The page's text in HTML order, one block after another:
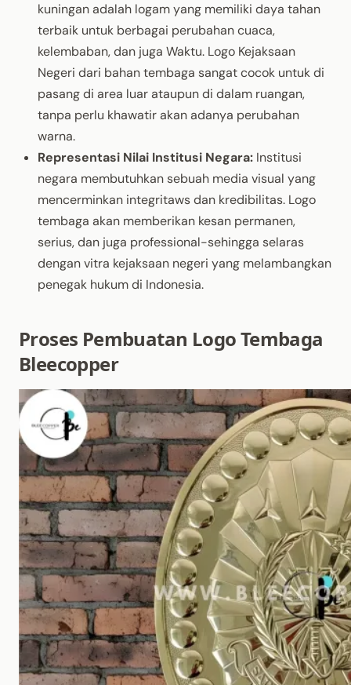
kuningan adalah logam yang memiliki daya tahan
terbaik untuk berbagai perubahan cuaca,
kelembaban, dan juga Waktu. Logo Kejaksaan
Negeri dari bahan tembaga sangat cocok untuk di
pasang di area luar ataupun di dalam ruangan,
tanpa perlu khawatir akan adanya perubahan
warna.
Representasi Nilai Institusi Negara: Institusi
negara membutuhkan sebuah media visual yang
mencerminkan integritaws dan kredibilitas. Logo
tembaga akan memberikan kesan permanen,
serius, dan juga professional-sehingga selaras
dengan vitra kejaksaan negeri yang melambangkan
penegak hukum di Indonesia.
Proses Pembuatan Logo Tembaga
Bleecopper